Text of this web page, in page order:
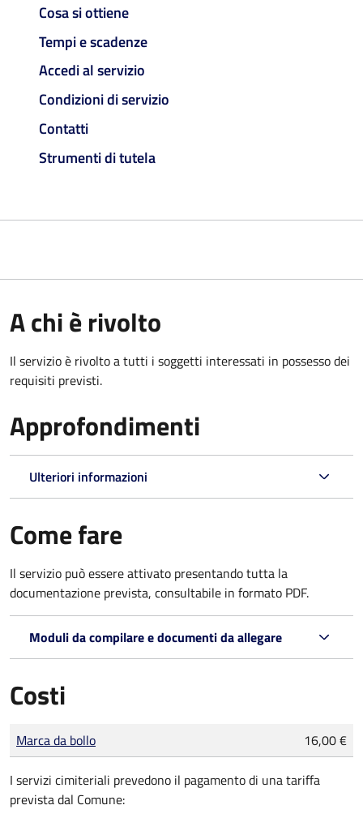
Cosa si ottiene
Tempi e scadenze
Accedi al servizio
Condizioni di servizio
Contatti
Strumenti di tutela
A chi è rivolto
Il servizio è rivolto a tutti i soggetti interessati in possesso dei
requisiti previsti.
Approfondimenti
Ulteriori informazioni
Come fare
Il servizio può essere attivato presentando tutta la
documentazione prevista, consultabile in formato PDF.
Moduli da compilare e documenti da allegare
Costi
Tipo di pagamento
Importo
Marca da bollo 16,00 €
I servizi cimiteriali prevedono il pagamento di una tariffa
prevista dal Comune: